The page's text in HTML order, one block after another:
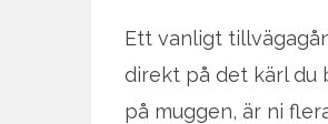
Ett vanligt
direkt på det kärl du
på muggen, är ni